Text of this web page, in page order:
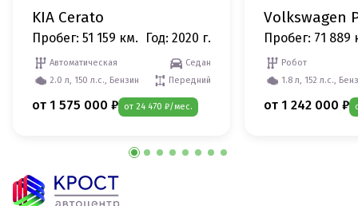
KIA Cerato
Пробег: 51 159 км. Год: 2020 г.
Автоматическая
Седан
2.0 л, 150 л.с., Бензин
Передний
от 1 575 000 ₽ от 24 470 ₽/мес.
Volkswagen
Пробег: 71 889
Робот
1.8 л, 152 л.с.,
от 1 242 000 ₽